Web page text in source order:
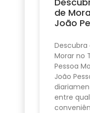
de
João
Descubra
Morar no
Pessoa
João
entre